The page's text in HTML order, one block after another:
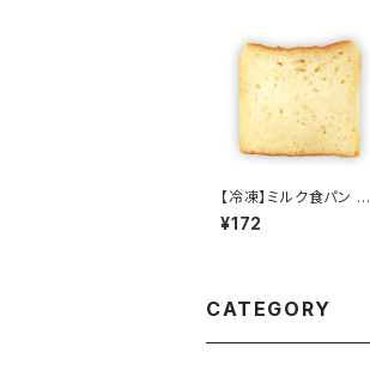
【冷凍】ミルク食パン ス
ライス
¥172
CATEGORY